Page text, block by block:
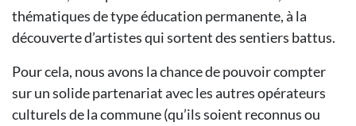
thématiques de type éducation permanente, à la
découverte d’artistes qui sortent des sentiers battus.
Pour cela, nous avons la chance de pouvoir compter
sur un solide partenariat avec les autres opérateurs
culturels de la commune (qu’ils soient reconnus ou